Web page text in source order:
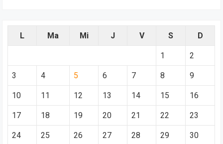
L Ma Mi J V S D
1 2
3 4 5 6 7 8 9
10 11 12 13 14 15 16
17 18 19 20 21 22 23
24 25 26 27 28 29 30